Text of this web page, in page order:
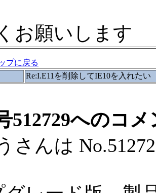
お願いします
プに戻る
Re:I.E11を削除してIE10を入れたい
512729へのコメ
さんは